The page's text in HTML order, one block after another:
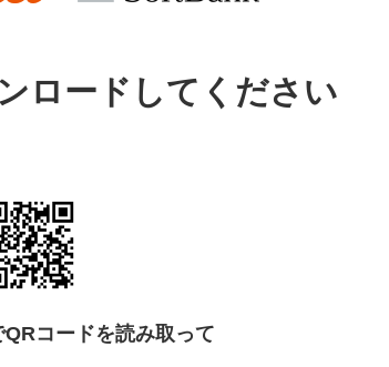
ロードしてください
コードを読み取って